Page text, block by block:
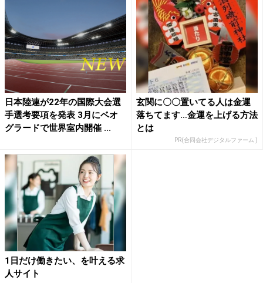
日本陸連が22年の国際大会選
手選考要項を発表 3月にベオ
グラードで世界室内開催 ...
玄関に〇〇置いてる人は金運
落ちてます…金運を上げる方法
とは
PR(合同会社デジタルファーム )
1日だけ働きたい、を叶える求
人サイト